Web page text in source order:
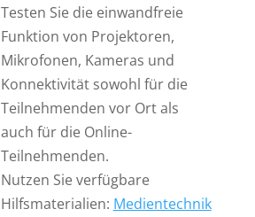
Testen Sie die einwandfreie
Funktion von Projektoren,
Mikrofonen, Kameras und
Konnektivität sowohl für die
Teilnehmenden vor Ort als
auch für die Online-
Teilnehmenden.
Nutzen Sie verfügbare
Hilfsmaterialien: Medientechnik